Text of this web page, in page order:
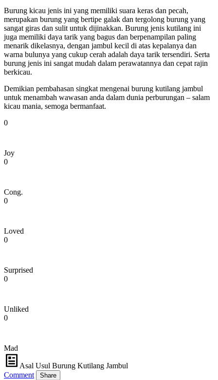
Burung kicau jenis ini yang memiliki suara keras dan pecah,
merupakan burung yang bertipe galak dan tergolong burung yang
sangat giras dan sulit untuk dijinakkan. Burung jenis kutilang ini
juga memiliki daya tarik yang bagus dan berpenampilan paling
menarik dikelasnya, dengan jambul kecil di atas kepalanya dan
warna bulunya yang cukup cerah adalah daya tarik tersendiri. Serta
burung jenis ini sangat mudah dalam perawatannya dan cepat rajin
berkicau.
Demikian pembahasan singkat mengenai burung kutilang jambul
untuk menambah wawasan anda dalam dunia perburungan – salam
kicau mania, semoga bermanfaat.
0
Joy
0
Cong.
0
Loved
0
Surprised
0
Unliked
0
Mad
Asal Usul Burung Kutilang Jambul
Comment
Share